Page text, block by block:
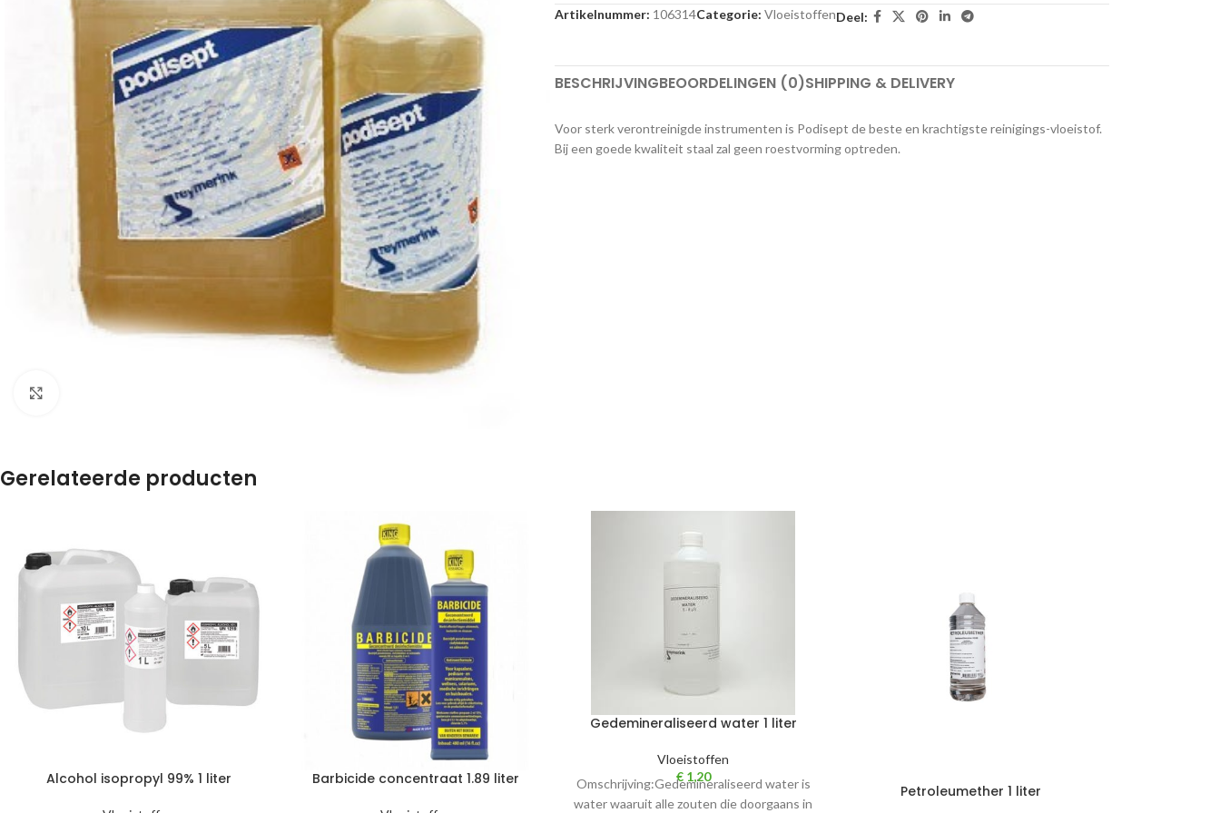
Artikelnummer: 106314Categorie: VloeistoffenDeel:
BESCHRIJVINGBEOORDELINGEN (0)SHIPPING & DELIVERY
Voor sterk verontreinigde instrumenten is Podisept de beste en krachtigste reinigings-vloeistof.
Bij een goede kwaliteit staal zal geen roestvorming optreden.
Gerelateerde producten
Alcohol isopropyl 99% 1 liter Barbicide concentraat 1.89 liter
Gedemineraliseerd water 1 liter
Vloeistoffen
€1,20
Omschrijving:Gedemineraliseerd water is
water waaruit alle zouten die doorgaans in
Petroleumether 1 liter